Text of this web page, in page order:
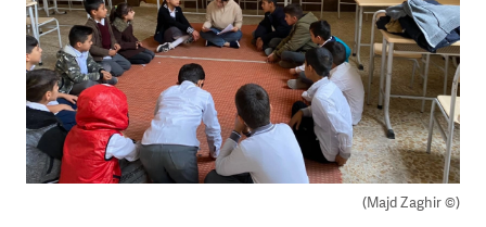
(© Majd Zaghir)